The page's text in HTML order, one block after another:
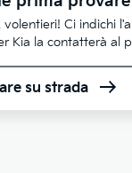
volentieri! Ci indichi
Kia la contatterà al
su strada